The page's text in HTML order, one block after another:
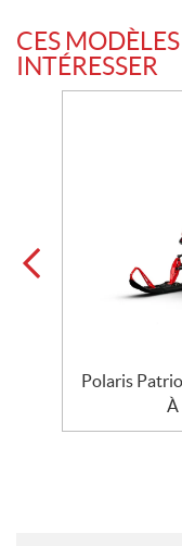
CES
INTÉRESSER
Polaris
À